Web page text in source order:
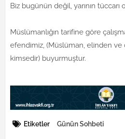
Biz bugünün değil, yarının tüccarı
Müslümanlığın tarifine göre
efendimiz, (Müslüman, elinden
kimsedir) buyurmuştur.
Etiketler Günün Sohbeti